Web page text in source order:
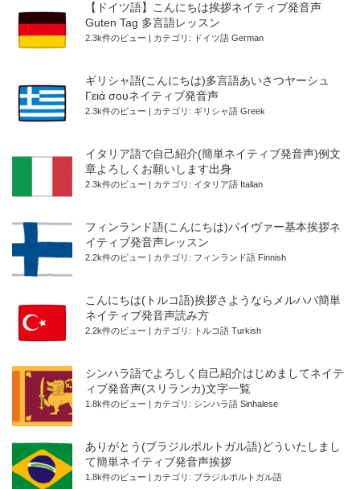
【ドイツ語】こんにちは挨拶ネイティブ発音声
Guten Tag 多言語レッスン
2.3k件のビュー カテゴリ: ドイツ語 German
ギリシャ語(こんにちは)多言語あいさつヤーシュ
Γειά σουネイティブ発音声
2.3k件のビュー カテゴリ: ギリシャ語 Greek
イタリア語で自己紹介(簡単ネイティブ発音声)例文
章よろしくお願いします出身
2.3k件のビュー カテゴリ: イタリア語 Italian
フィンランド語(こんにちは)パイヴァー基本挨拶ネ
イティブ発音声レッスン
2.2k件のビュー カテゴリ: フィンランド語 Finnish
こんにちは(トルコ語)挨拶さようならメルハバ簡単
ネイティブ発音声読み方
2.2k件のビュー カテゴリ: トルコ語 Turkish
シンハラ語でよろしく自己紹介はじめましてネイテ
ィブ発音声(スリランカ)文字一覧
1.8k件のビュー カテゴリ: シンハラ語 Sinhalese
ありがとう(ブラジルポルトガル語)どういたしまし
て簡単ネイティブ発音声挨拶
1.8k件のビュー カテゴリ: ブラジルポルトガル語